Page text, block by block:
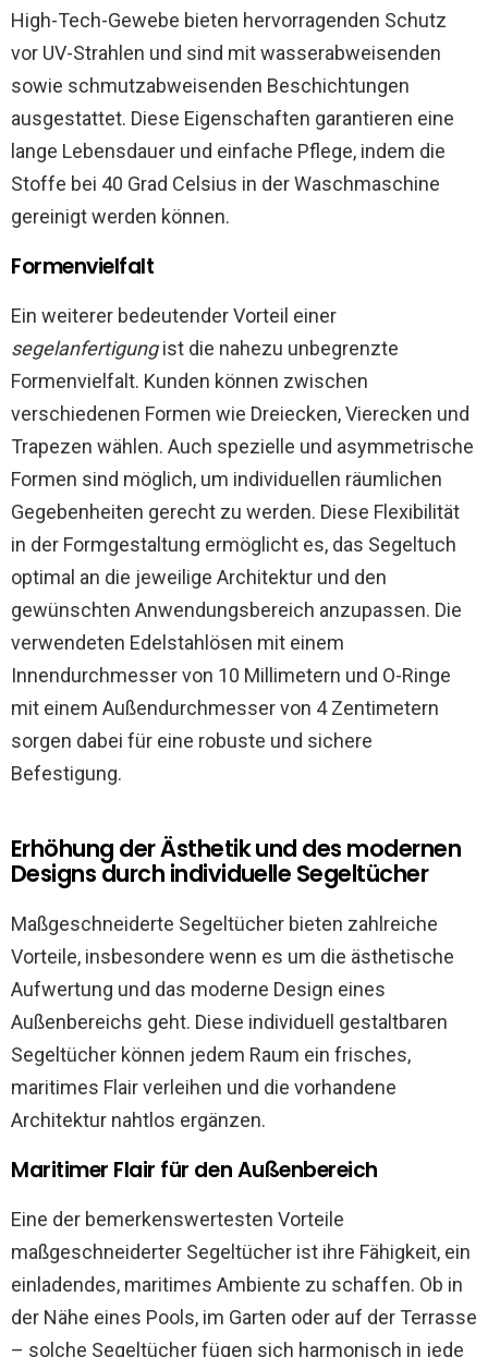
High-Tech-Gewebe bieten hervorragenden Schutz
vor UV-Strahlen und sind mit wasserabweisenden
sowie schmutzabweisenden Beschichtungen
ausgestattet. Diese Eigenschaften garantieren eine
lange Lebensdauer und einfache Pflege, indem die
Stoffe bei 40 Grad Celsius in der Waschmaschine
gereinigt werden können.
Formenvielfalt
Ein weiterer bedeutender Vorteil einer
segelanfertigungist die nahezu unbegrenzte
Formenvielfalt. Kunden können zwischen
verschiedenen Formen wie Dreiecken, Vierecken und
Trapezen wählen. Auch spezielle und asymmetrische
Formen sind möglich, um individuellen räumlichen
Gegebenheiten gerecht zu werden. Diese Flexibilität
in der Formgestaltung ermöglicht es, das Segeltuch
optimal an die jeweilige Architektur und den
gewünschten Anwendungsbereich anzupassen. Die
verwendeten Edelstahlösen mit einem
Innendurchmesser von 10 Millimetern und O-Ringe
mit einem Außendurchmesser von 4 Zentimetern
sorgen dabei für eine robuste und sichere
Befestigung.
Erhöhung der Ästhetik und des modernen
Designs durch individuelle Segeltücher
Maßgeschneiderte Segeltücher bieten zahlreiche
Vorteile, insbesondere wenn es um die ästhetische
Aufwertung und das moderne Design eines
Außenbereichs geht. Diese individuell gestaltbaren
Segeltücher können jedem Raum ein frisches,
maritimes Flair verleihen und die vorhandene
Architektur nahtlos ergänzen.
Maritimer Flair für den Außenbereich
Eine der bemerkenswertesten Vorteile
maßgeschneiderter Segeltücher ist ihre Fähigkeit, ein
einladendes, maritimes Ambiente zu schaffen. Ob in
der Nähe eines Pools, im Garten oder auf der Terrasse
– solche Segeltücher fügen sich harmonisch in jede